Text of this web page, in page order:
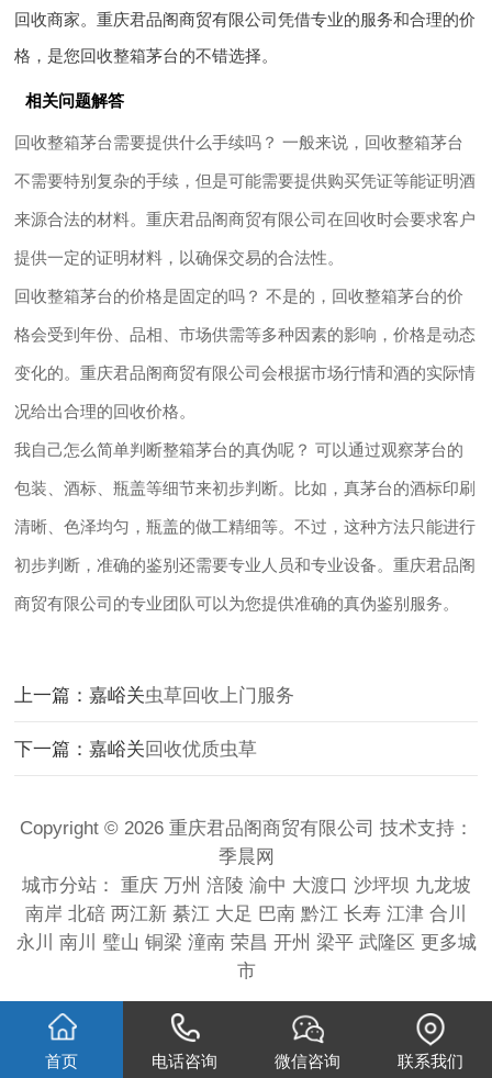
回收商家。重庆君品阁商贸有限公司凭借专业的服务和合理的价
格，是您回收整箱茅台的不错选择。
相关问题解答
回收整箱茅台需要提供什么手续吗？ 一般来说，回收整箱茅台
不需要特别复杂的手续，但是可能需要提供购买凭证等能证明酒
来源合法的材料。重庆君品阁商贸有限公司在回收时会要求客户
提供一定的证明材料，以确保交易的合法性。
回收整箱茅台的价格是固定的吗？ 不是的，回收整箱茅台的价
格会受到年份、品相、市场供需等多种因素的影响，价格是动态
变化的。重庆君品阁商贸有限公司会根据市场行情和酒的实际情
况给出合理的回收价格。
我自己怎么简单判断整箱茅台的真伪呢？ 可以通过观察茅台的
包装、酒标、瓶盖等细节来初步判断。比如，真茅台的酒标印刷
清晰、色泽均匀，瓶盖的做工精细等。不过，这种方法只能进行
初步判断，准确的鉴别还需要专业人员和专业设备。重庆君品阁
商贸有限公司的专业团队可以为您提供准确的真伪鉴别服务。
上一篇：嘉峪关虫草回收上门服务
下一篇：嘉峪关回收优质虫草
Copyright © 2026 重庆君品阁商贸有限公司 技术支持：
季晨网
城市分站： 重庆 万州 涪陵 渝中 大渡口 沙坪坝 九龙坡
南岸 北碚 两江新 綦江 大足 巴南 黔江 长寿 江津 合川
永川
南川 璧山 铜梁 潼南 荣昌 开州 梁平 武隆区 更多城
市
首页 电话咨询 微信咨询 联系我们